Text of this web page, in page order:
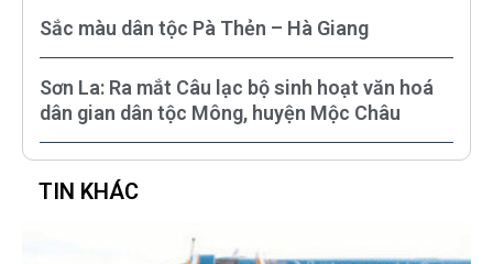
Sắc màu dân tộc Pà Thẻn – Hà Giang
Sơn La: Ra mắt Câu lạc bộ sinh hoạt văn hoá
dân gian dân tộc Mông, huyện Mộc Châu
TIN KHÁC